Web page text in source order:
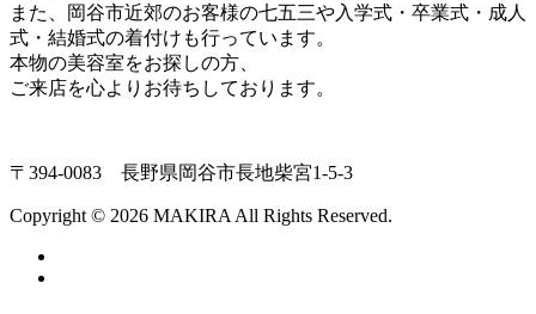
また、岡谷市近郊のお客様の七五三や入学式・卒業式・成人
式・結婚式の着付けも行っています。
本物の美容室をお探しの方、
ご来店を心よりお待ちしております。
〒394-0083 長野県岡谷市長地柴宮1-5-3
Copyright © 2026 MAKIRA All Rights Reserved.